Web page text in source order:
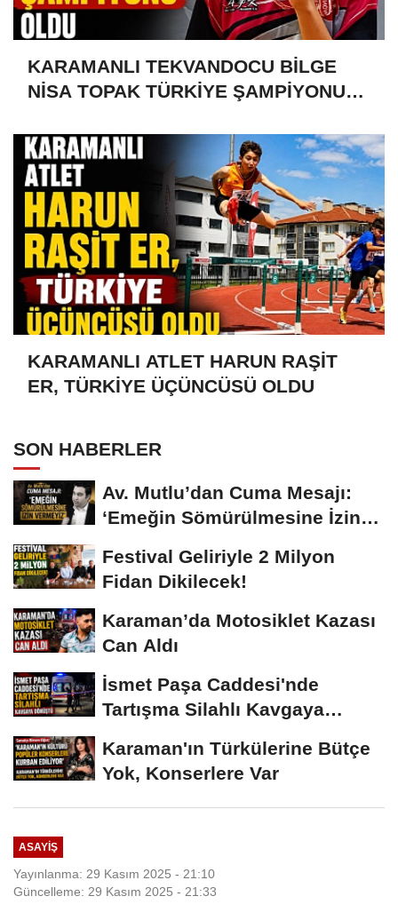
KARAMANLI TEKVANDOCU BİLGE
NİSA TOPAK TÜRKİYE ŞAMPİYONU
KARAMANLI ATLET HARUN RAŞİT
ER, TÜRKİYE ÜÇÜNCÜSÜ OLDU
SON HABERLER
Av. Mutlu’dan Cuma Mesajı:
‘Emeğin Sömürülmesine İzin
Festival Geliriyle 2 Milyon
Fidan Dikilecek!
Karaman’da Motosiklet Kazası
Can Aldı
İsmet Paşa Caddesi'nde
Tartışma Silahlı Kavgaya
Karaman'ın Türkülerine Bütçe
Yok, Konserlere Var
ASAYIŞ
Yayınlanma: 29 Kasım 2025 - 21:10
Güncelleme: 29 Kasım 2025 - 21:33